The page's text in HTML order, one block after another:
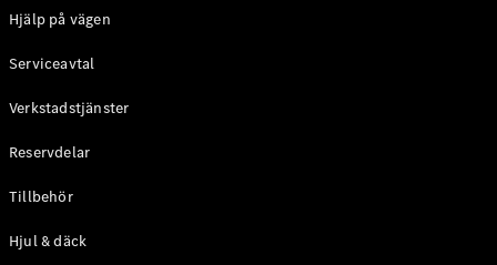
Hitta din
eCitan
Hjälp på vägen
Serviceavtal
Verkstadstjänster
Reservdelar
Tillbehör
Hjul & däck